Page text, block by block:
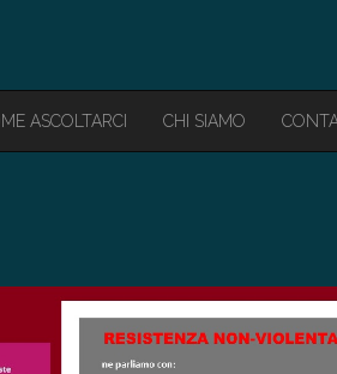
ASCOLTARCI CHI SIAMO